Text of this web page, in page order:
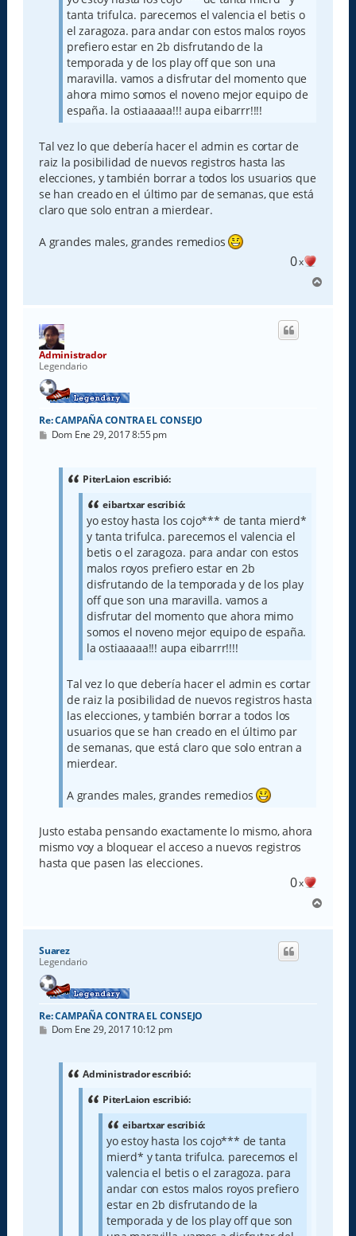
tanta trifulca. parecemos el valencia el betis o
el zaragoza. para andar con estos malos royos
prefiero estar en 2b disfrutando de la
temporada y de los play off que son una
maravilla. vamos a disfrutar del momento que
ahora mimo somos el noveno mejor equipo de
españa. la ostiaaaaa!!! aupa eibarrr!!!!
Tal vez lo que debería hacer el admin es cortar de
raiz la posibilidad de nuevos registros hasta las
elecciones, y también borrar a todos los usuarios que
se han creado en el último par de semanas, que está
claro que solo entran a mierdear.
A grandes males, grandes remedios
0x
r
Administrador
Legendario
Re: CAMPAÑA CONTRA EL CONSEJO
M
Dom Ene 29, 2017 8:55 pm
PiterLaion escribió:
eibartxar escribió:
yo estoy hasta los cojo*** de tanta mierd*
y tanta trifulca. parecemos el valencia el
betis o el zaragoza. para andar con estos
malos royos prefiero estar en 2b
disfrutando de la temporada y de los play
off que son una maravilla. vamos a
disfrutar del momento que ahora mimo
somos el noveno mejor equipo de españa.
la ostiaaaaa!!! aupa eibarrr!!!!
Tal vez lo que debería hacer el admin es cortar
de raiz la posibilidad de nuevos registros hasta
las elecciones, y también borrar a todos los
usuarios que se han creado en el último par
de semanas, que está claro que solo entran a
mierdear.
A grandes males, grandes remedios
Justo estaba pensando exactamente lo mismo, ahora
mismo voy a bloquear el acceso a nuevos registros
hasta que pasen las elecciones.
0x
r
Suarez
Legendario
Re: CAMPAÑA CONTRA EL CONSEJO
M
Dom Ene 29, 2017 10:12 pm
Administrador escribió:
PiterLaion escribió:
eibartxar escribió:
yo estoy hasta los cojo*** de tanta
mierd* y tanta trifulca. parecemos el
valencia el betis o el zaragoza. para
andar con estos malos royos prefiero
estar en 2b disfrutando de la
temporada y de los play off que son